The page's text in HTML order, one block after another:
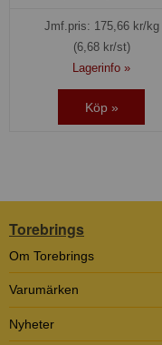
Jmf.pris: 175,66kr/kg
(6,68 kr/st)
Lagerinfo »
Köp »
Torebrings
Om Torebrings
Varumärken
Nyheter